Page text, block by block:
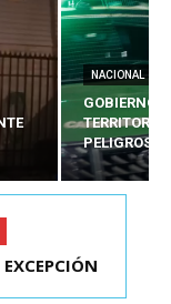
NACIONAL
GOBIERNO
PELIGROSOS